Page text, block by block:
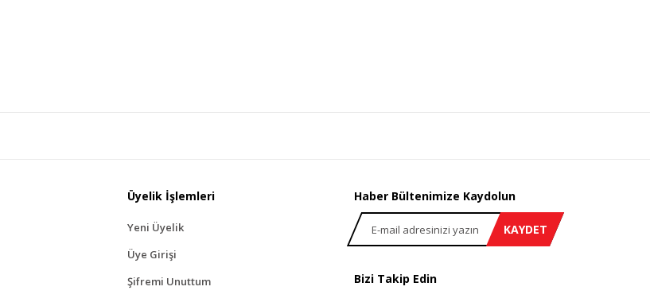
Üyelik İşlemleri
Yeni Üyelik
Üye Girişi
Şifremi Unuttum
Haber Bültenimize Kaydolun
KAYDET
Bizi Takip Edin